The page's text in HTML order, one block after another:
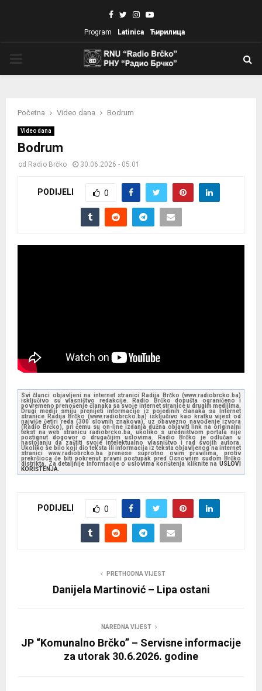
Facebook
TwitterInstagram
Youtube
Program Latinica Ћирилица
Početna Video dana Bodrum
Video dana
Bodrum
od Radio Brčko 30.06.2026 - 05:01
PODIJELI 0
Svi članci objavljeni na internet stranici Radija Brčko (www.radiobrcko.ba)
isključivo su vlasništvo redakcije. Radio Brčko dopušta ograničeno i
povremeno prenošenje članaka sa svoje internet stranice u drugim medijima.
Drugi mediji smiju prenijeti informacije iz pojedinih članaka sa Internet
stranice Radija Brčko (www.radiobrcko.ba) isključivo kao kratku vijest od
najviše četiri reda (300 slovnih znakova), uz obavezno navođenje izvora
(Radio Brčko), pri čemu su on-line izdanja dužna objaviti link na originalni
tekst na web stranicu radiobrcko.ba, ukoliko s uredništvom portala nije
postignut dogovor o drugačijim uslovima. Radio Brčko je odlučan u
nastojanju da zaštiti svoje intelektualno vlasništvo i rad svojih autora.
Ukoliko se bilo koji dio teksta ili informacija iz teksta objavljenog na internet
stranici www.radiobrcko.ba prenese suprotno ovim pravilima, protiv
prekršioca će biti pokrenut pravni postupak pred Osnovnim sudom Brčko
distrikta. Za detaljnije informacije o uslovima korištenja kliknite na USLOVI
KORIŠTENJA.
PODIJELI 0
PRETHODNA VIJEST
Danijela Martinović – Lipa ostani
NAREDNA VIJEST
JP “Komunalno Brčko” – Servisne informacije
za utorak 30.6.2026. godine